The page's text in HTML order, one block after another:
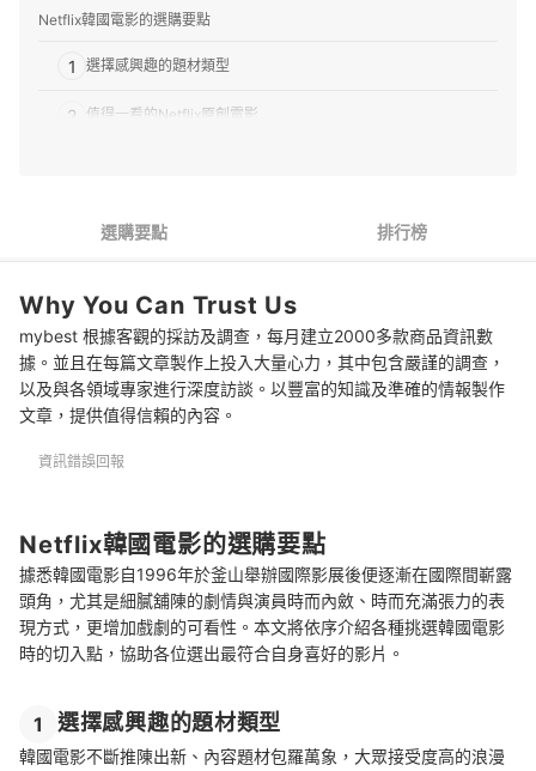
Netflix韓國電影的選購要點
1 選擇感興趣的題材類型
2 值得一看的Netflix原創電影
專家解惑！選購Netflix韓國電影的常見問題
Q：可以使用哪些設備觀看Netflix?
Q：可否選擇其他音訊或其他語言字幕呢?
Q：電影是否會自Netflix平台下架呢?
選購要點 排行榜
Why You Can Trust Us
mybest 根據客觀的採訪及調查，每月建立2000多款商品資訊數
據。並且在每篇文章製作上投入大量心力，其中包含嚴謹的調查，
以及與各領域專家進行深度訪談。以豐富的知識及準確的情報製作
文章，提供值得信賴的內容。
資訊錯誤回報
Netflix韓國電影的選購要點
據悉韓國電影自1996年於釜山舉辦國際影展後便逐漸在國際間嶄露
頭角，尤其是細膩舖陳的劇情與演員時而內斂、時而充滿張力的表
現方式，更增加戲劇的可看性。本文將依序介紹各種挑選韓國電影
時的切入點，協助各位選出最符合自身喜好的影片。
1 選擇感興趣的題材類型
韓國電影不斷推陳出新、內容題材包羅萬象，大眾接受度高的浪漫